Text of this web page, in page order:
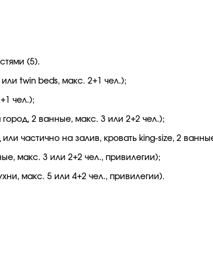
(5).
twin beds, макс. 2+1 чел.);
чел.);
2 ванные, макс. 3 или 2+2 чел.);
частично на залив, кровать king-size, 2
макс. 3 или 2+2 чел., привилегии);
макс. 5 или 4+2 чел., привилегии).